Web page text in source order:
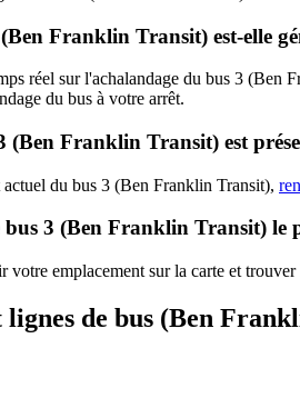
Franklin Transit) est-elle
réel sur l'achalandage du bus 3 (Ben
du bus à votre arrêt.
(Ben Franklin Transit) est
du bus 3 (Ben Franklin Transit),
bus 3 (Ben Franklin Transit) le
votre emplacement sur la carte et
de bus (Ben